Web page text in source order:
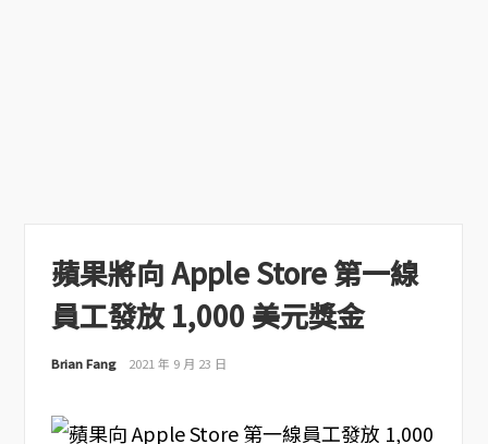
蘋果將向 Apple Store 第一線
員工發放 1,000 美元獎金
Brian Fang 2021 年 9 月 23 日